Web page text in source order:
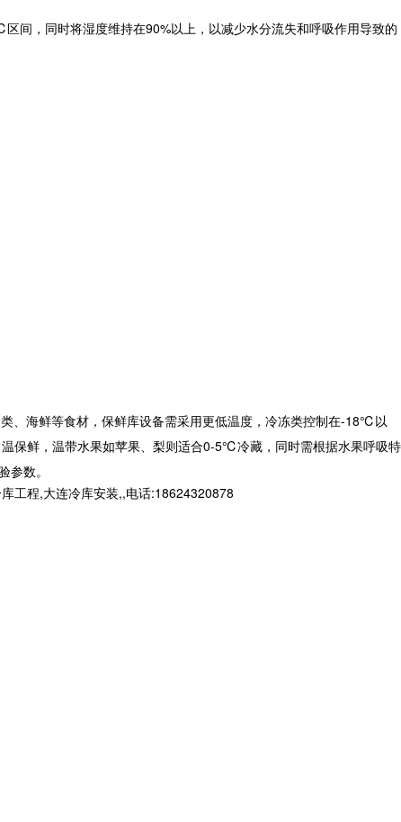
间，同时将湿度维持在90%以上，以减少水分流失和呼吸作用导致的
、海鲜等食材，保鲜库设备需采用更低温度，冷冻类控制在-18℃以
保鲜，温带水果如苹果、梨则适合0-5℃冷藏，同时需根据水果呼吸特
数。
工程,大连冷库安装,,电话:18624320878